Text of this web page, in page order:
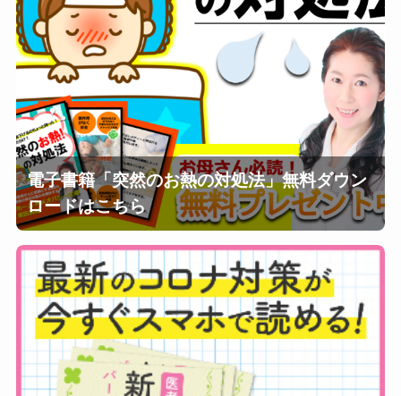
電子書籍「突然のお熱の対処法」無料ダウン
ロードはこちら